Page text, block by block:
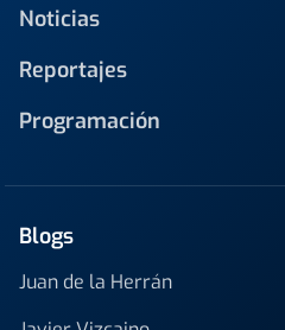
Noticias
Reportajes
Programación
Blogs
Juan de la Herrán